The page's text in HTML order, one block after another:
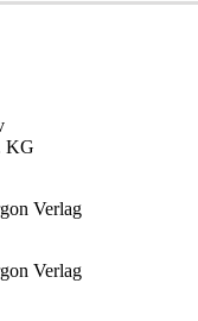
KG
Verlag
Verlag